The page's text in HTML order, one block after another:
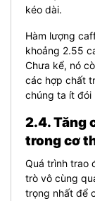
kéo dài.
Hàm lượng
khoảng 2.55
Chưa kể, nó
các hợp chất
chúng ta ít đói
2.4. Tăng
trong cơ
Quá trình trao
trò vô cùng
trọng nhất để